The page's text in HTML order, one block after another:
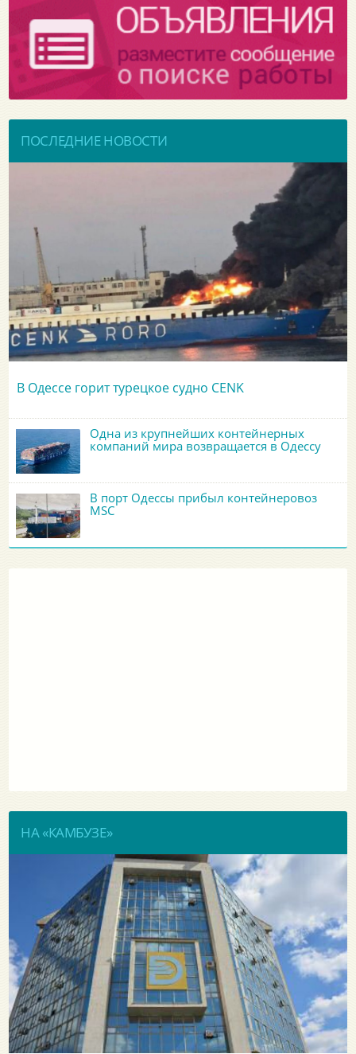
ПОСЛЕДНИЕ НОВОСТИ
В Одессе горит турецкое судно CENK
Одна из крупнейших контейнерных
компаний мира возвращается в Одессу
В порт Одессы прибыл контейнеровоз
MSC
НА «КАМБУЗЕ»